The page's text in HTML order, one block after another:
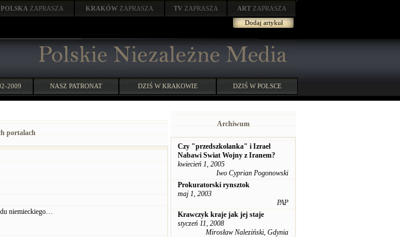
POLSKA ZAPRASZA KRAKÓW ZAPRASZA TV ZAPRASZA ART ZAPRASZA
Dodaj artykuł
2009 NASZ PATRONAT DZIŚ W KRAKOWIE DZIŚ W POLSCE
portalach
niemieckiego…
Archiwum
Czy "przedszkolanka" i Izrael
Nabawi Swiat Wojny z Iranem?
kwiecień 1, 2005
Iwo Cyprian Pogonowski
Prokuratorski rynsztok
maj 1, 2003
PAP
Krawczyk kraje jak jej staje
styczeń 11, 2008
Mirosław Naleziński, Gdynia